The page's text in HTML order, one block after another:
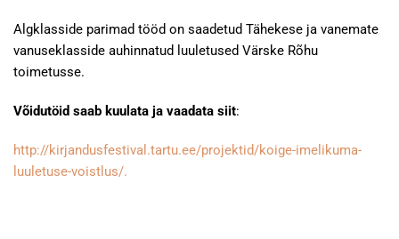
Algklasside parimad tööd on saadetud Tähekese ja vanemate
vanuseklasside auhinnatud luuletused Värske Rõhu
toimetusse.
Võidutöid saab kuulata ja vaadata siit:
http://kirjandusfestival.tartu.ee/projektid/koige-imelikuma-
luuletuse-voistlus/.